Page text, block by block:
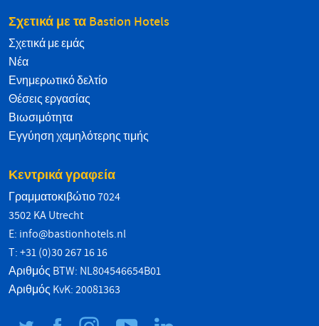
Σχετικά με τα Bastion Hotels
Σχετικά με εμάς
Νέα
Ενημερωτικό δελτίο
Θέσεις εργασίας
Βιωσιμότητα
Εγγύηση χαμηλότερης τιμής
Κεντρικά γραφεία
Γραμματοκιβώτιο 7024
3502 KA Utrecht
E: info@bastionhotels.nl
T: +31 (0)30 267 16 16
Αριθμός BTW: NL804546654B01
Αριθμός KvK: 20081363